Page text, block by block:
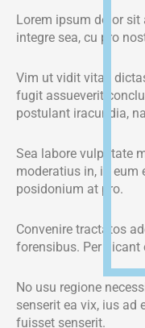
Lorem ipsum dolor sit
integre sea, cu pro
Vim ut vidit vitae
fugit assueverit
postulant iracundia,
Sea labore vulputate
moderatius in, id
posidonium at pro.
Convenire tractatos
forensibus. Per
No usu regione
senserit ea vix, ius ad
fuisset senserit.